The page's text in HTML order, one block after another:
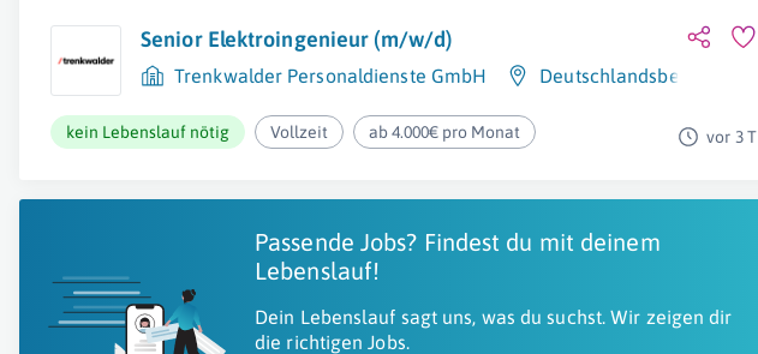
Senior Elektroingenieur (m/w/d)
Trenkwalder Personaldienste GmbH Deutschlandsberg
kein Lebenslauf nötig Vollzeit ab 4.000€ pro Monat vor 3 T
Passende Jobs? Findest du mit deinem
Lebenslauf!
Dein Lebenslauf sagt uns, was du suchst. Wir zeigen dir
die richtigen Jobs.